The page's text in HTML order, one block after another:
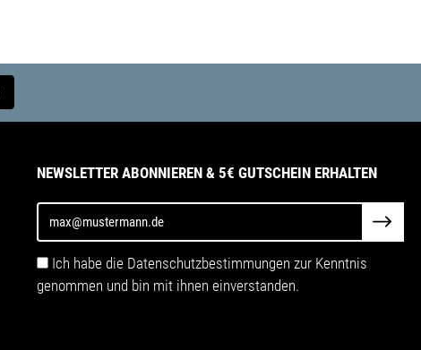
NEWSLETTER ABONNIEREN & 5€ GUTSCHEIN ERHALTEN
Ich habe die Datenschutzbestimmungen zur Kenntnis
genommen und bin mit ihnen einverstanden.